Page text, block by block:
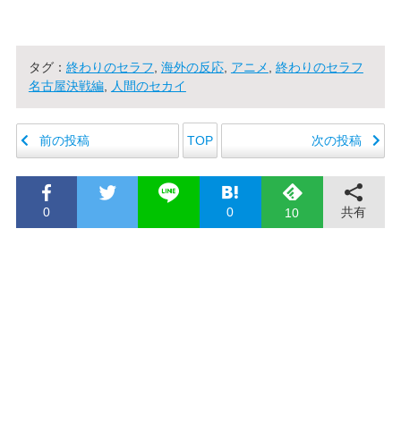
タグ： 終わりのセラフ 海外の反応, アニメ
終わりのセラフ
名古屋決戦編, 人間のセカイ
前の投稿 TOP 次の投稿
0 0 10 共有